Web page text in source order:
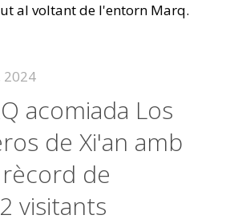
al voltant de l'entorn Marq.
2024
acomiada Los
de Xi'an amb
de
visitants